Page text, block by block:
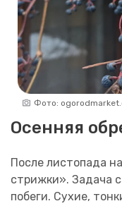
Фото:
Осенняя
После листопада
стрижки». Задача
побеги. Сухие,